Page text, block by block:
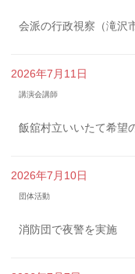
会派の行政視察（滝沢
2026年7月11日
講演会講師
飯舘村立いいたて希望
2026年7月10日
団体活動
消防団で夜警を実施